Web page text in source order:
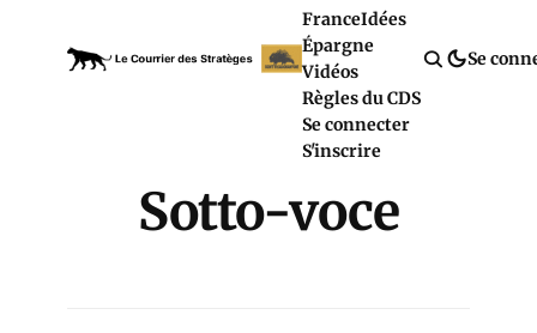
FranceIdées
Épargne
Vidéos
Règles du CDS
Se connecter
S'inscrire
Se
Sotto-voce